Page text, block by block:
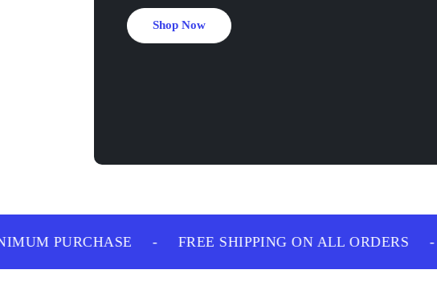
Shop Now
PURCHASE FREE SHIPPING ON ALL ORDERS